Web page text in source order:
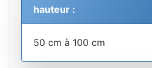
hauteur :
50 cm à 100 cm